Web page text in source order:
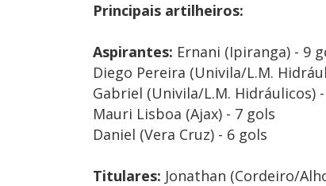
Principais artilheiros:
Aspirantes: Ernani (Ipiranga) - 9
Diego Pereira (Univila/L.M.
Gabriel (Univila/L.M. Hidráulicos)
Mauri Lisboa (Ajax) - 7 gols
Daniel (Vera Cruz) - 6 gols
Titulares: Jonathan (Cordeiro/